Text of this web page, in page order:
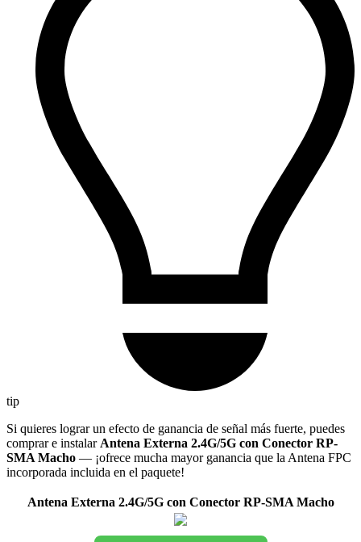
tip
Si quieres lograr un efecto de ganancia de señal más fuerte, puedes
comprar e instalar Antena Externa 2.4G/5G con Conector RP-
SMA Macho — ¡ofrece mucha mayor ganancia que la Antena FPC
incorporada incluida en el paquete!
Antena Externa 2.4G/5G con Conector RP-SMA Macho